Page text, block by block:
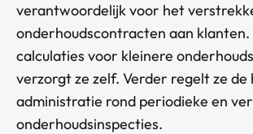
verantwoordelijk voor het
onderhoudscontracten aan klanten.
calculaties voor kleinere
verzorgt ze zelf. Verder regelt ze de
administratie rond periodieke en
onderhoudsinspecties.